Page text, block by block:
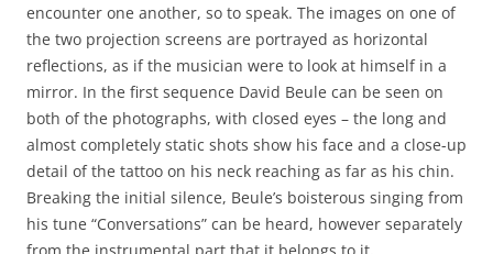
encounter one another, so to speak. The images on one of
the two projection screens are portrayed as horizontal
reflections, as if the musician were to look at himself in a
mirror. In the first sequence David Beule can be seen on
both of the photographs, with closed eyes – the long and
almost completely static shots show his face and a close-up
detail of the tattoo on his neck reaching as far as his chin.
Breaking the initial silence, Beule’s boisterous singing from
his tune “Conversations” can be heard, however separately
from the instrumental part that it belongs to it.